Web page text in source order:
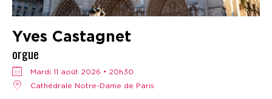
Yves Castagnet
orgue
mardi 11 août 2026 • 20h30
Cathédrale Notre-Dame de Paris